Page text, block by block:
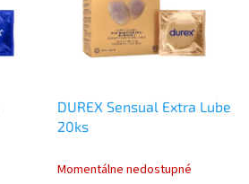
DUREX Sensual Extra Lube
20ks
Momentálne nedostupné